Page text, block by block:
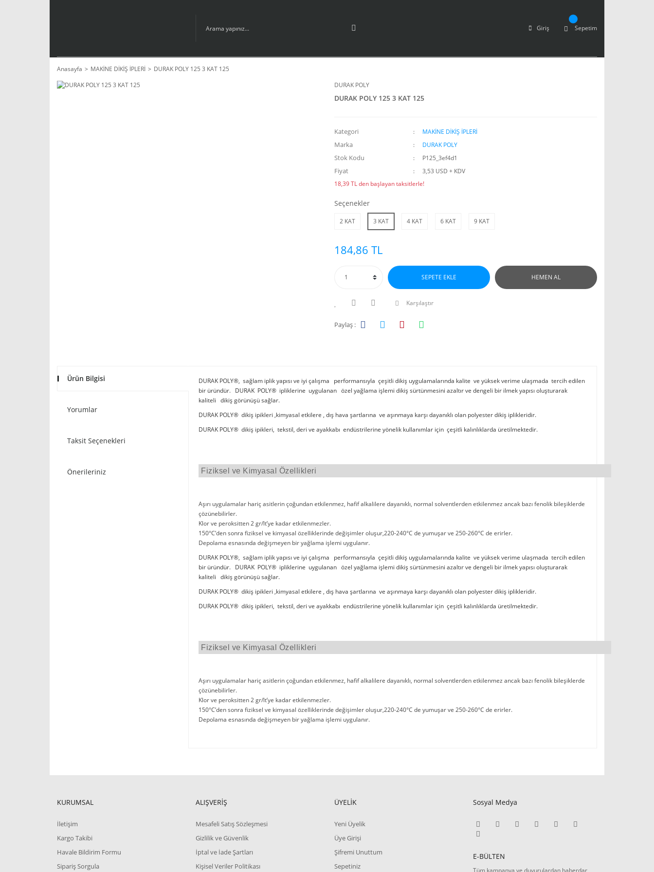
Giriş Sepetim
Anasayfa MAKİNE DİKİŞ İPLERİ
DURAK POLY 125 3 KAT 125
DURAK POLY
DURAK POLY 125 3 KAT 125
Kategori MAKİNE DİKİŞ İPLERİ
Marka DURAK POLY
Stok Kodu P125_3ef4d1
Fiyat
3,53 USD + KDV
18,39 TL den başlayan taksitlerle!
Seçenekler
2 KAT 3 KAT 4 KAT 6 KAT 9 KAT
184,86 TL
SEPETE EKLE HEMEN AL
Karşılaştır
Paylaş :
Ürün Bilgisi
Yorumlar
Taksit Seçenekleri
Önerileriniz
DURAK POLY®, sağlam iplik yapısı ve iyi çalışma performansıyla çeşitli dikiş uygulamalarında kalite ve yüksek verime ulaşmada tercih edilen
bir üründür. DURAK POLY® ipliklerine uygulanan özel yağlama işlemi dikiş sürtünmesini azaltır ve dengeli bir ilmek yapısı oluşturarak
kaliteli dikiş görünüşü sağlar.
DURAK POLY® dikiş ipikleri ,kimyasal etkilere , dış hava şartlarına ve aşınmaya karşı dayanıklı olan polyester dikiş iplikleridir.
DURAK POLY® dikiş ipikleri, tekstil, deri ve ayakkabı endüstrilerine yönelik kullanımlar için çeşitli kalınlıklarda üretilmektedir.
Fiziksel ve Kimyasal Özellikleri
Aşırı uygulamalar hariç asitlerin çoğundan etkilenmez, hafif alkalilere dayanıklı, normal solventlerden etkilenmez ancak bazı fenolik bileşiklerde
çözünebilirler.
Klor ve peroksitten 2 gr/lt’ye kadar etkilenmezler.
150°C’den sonra fiziksel ve kimyasal özelliklerinde değişimler oluşur,220-240°C de yumuşar ve 250-260°C de erirler.
Depolama esnasında değişmeyen bir yağlama işlemi uygulanır.
DURAK POLY®, sağlam iplik yapısı ve iyi çalışma performansıyla çeşitli dikiş uygulamalarında kalite ve yüksek verime ulaşmada tercih edilen
bir üründür. DURAK POLY® ipliklerine uygulanan özel yağlama işlemi dikiş sürtünmesini azaltır ve dengeli bir ilmek yapısı oluşturarak
kaliteli dikiş görünüşü sağlar.
DURAK POLY® dikiş ipikleri ,kimyasal etkilere , dış hava şartlarına ve aşınmaya karşı dayanıklı olan polyester dikiş iplikleridir.
DURAK POLY® dikiş ipikleri, tekstil, deri ve ayakkabı endüstrilerine yönelik kullanımlar için çeşitli kalınlıklarda üretilmektedir.
Fiziksel ve Kimyasal Özellikleri
Aşırı uygulamalar hariç asitlerin çoğundan etkilenmez, hafif alkalilere dayanıklı, normal solventlerden etkilenmez ancak bazı fenolik bileşiklerde
çözünebilirler.
Klor ve peroksitten 2 gr/lt’ye kadar etkilenmezler.
150°C’den sonra fiziksel ve kimyasal özelliklerinde değişimler oluşur,220-240°C de yumuşar ve 250-260°C de erirler.
Depolama esnasında değişmeyen bir yağlama işlemi uygulanır.
KURUMSAL
İletişim
Kargo Takibi
Havale Bildirim Formu
Sipariş Sorgula
ALIŞVERİŞ
Mesafeli Satış Sözleşmesi
Gizlilik ve Güvenlik
İptal ve İade Şartları
Kişisel Veriler Politikası
ÜYELİK
Yeni Üyelik
Üye Girişi
Şifremi Unuttum
Sepetiniz
Sosyal Medya
E-BÜLTEN
Tüm kampanya ve duyurulardan haberdar